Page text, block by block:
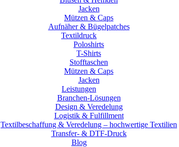
Jacken
Mützen & Caps
Aufnäher & Bügelpatches
Textildruck
Poloshirts
T-Shirts
Stofftaschen
Mützen & Caps
Jacken
Leistungen
Branchen-Lösungen
Design & Veredelung
Logistik & Fulfillment
Textilbeschaffung & Veredelung – hochwertige Textilien
Transfer- & DTF-Druck
Blog